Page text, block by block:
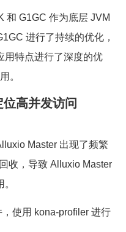
和 G1GC 作为底层 JVM
进行了持续的优化，
用特点进行了深度的优
。
高并发访问
Master 出现了频繁
收，导致 Alluxio Master
使用 kona-profiler 进行